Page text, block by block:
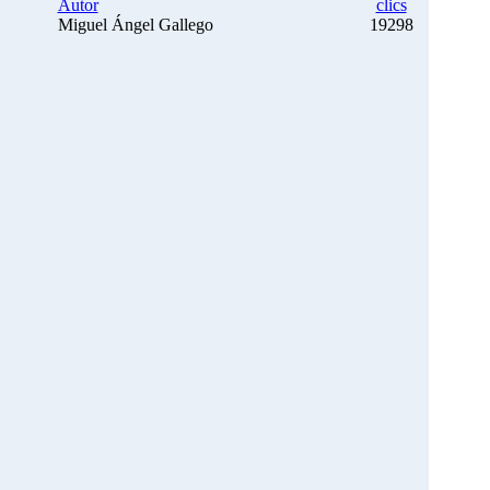
Autor
clics
Miguel Ángel Gallego
19298